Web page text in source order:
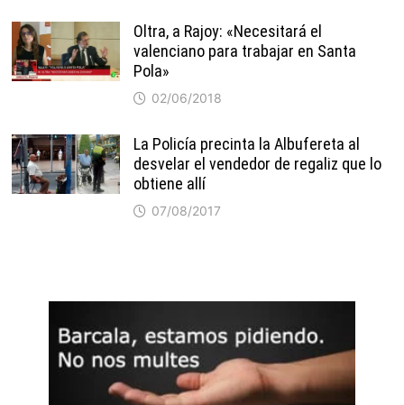
Oltra, a Rajoy: «Necesitará el
valenciano para trabajar en Santa
Pola»
02/06/2018
La Policía precinta la Albufereta al
desvelar el vendedor de regaliz que lo
obtiene allí
07/08/2017